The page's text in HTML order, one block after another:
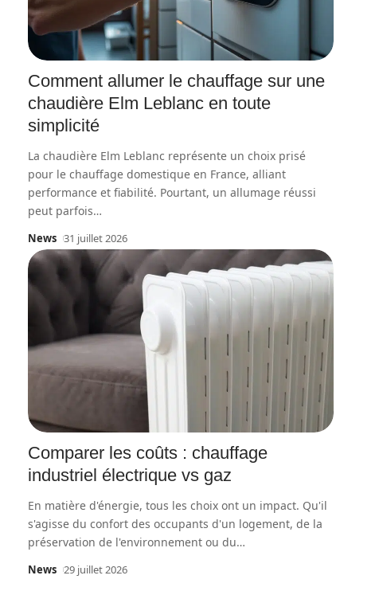
Comment allumer le chauffage sur une
chaudière Elm Leblanc en toute
simplicité
La chaudière Elm Leblanc représente un choix prisé
pour le chauffage domestique en France, alliant
performance et fiabilité. Pourtant, un allumage réussi
peut parfois…
News 31 juillet 2026
Comparer les coûts : chauffage
industriel électrique vs gaz
En matière d'énergie, tous les choix ont un impact. Qu'il
s'agisse du confort des occupants d'un logement, de la
préservation de l'environnement ou du…
News 29 juillet 2026